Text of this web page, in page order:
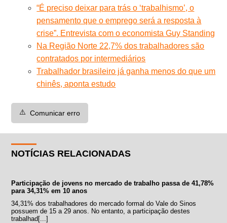
“É preciso deixar para trás o ‘trabalhismo’, o
pensamento que o emprego será a resposta à
crise”. Entrevista com o economista Guy Standing
Na Região Norte 22,7% dos trabalhadores são
contratados por intermediários
Trabalhador brasileiro já ganha menos do que um
chinês, aponta estudo
⚠️ Comunicar erro
NOTÍCIAS RELACIONADAS
Participação de jovens no mercado de trabalho passa de 41,78%
para 34,31% em 10 anos
34,31% dos trabalhadores do mercado formal do Vale do Sinos
possuem de 15 a 29 anos. No entanto, a participação destes
trabalhad[...]